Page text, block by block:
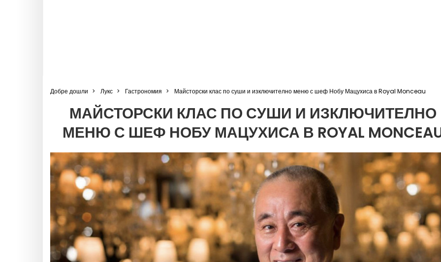
Добре дошли Лукс Гастрономия Майсторски клас по суши и изключително меню с шеф Нобу Мацухиса в Royal Monceau
МАЙСТОРСКИ КЛАС ПО СУШИ И ИЗКЛЮЧИТЕЛНО
МЕНЮ С ШЕФ НОБУ МАЦУХИСА В ROYAL